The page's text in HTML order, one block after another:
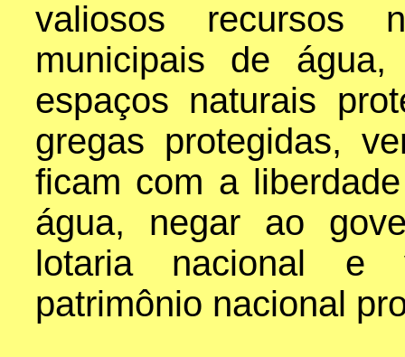
valiosos recursos
municipais de
espaços naturais
gregas protegidas,
ficam com a
água, negar ao
lotaria nacional e
patrimônio nacional